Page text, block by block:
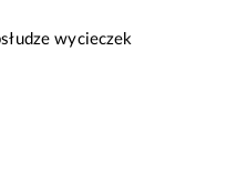
wycieczek